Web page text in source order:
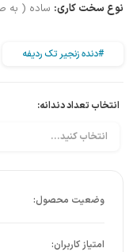
نوع سخت کاری: ساده ( به
#دنده زنجیر تک ردیفه
انتخاب تعداد دندانه: